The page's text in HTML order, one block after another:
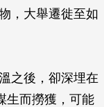
，大舉遷徙至如
之後，卻深埋在
生而撈獲，可能